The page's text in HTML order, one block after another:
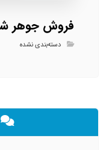
فروش جوهر
دسته‌بندی نشده